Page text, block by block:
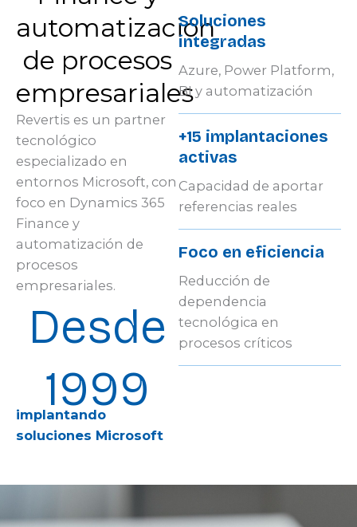
automatización
de procesos
empresariales
Revertis es un partner
tecnológico
especializado en
entornos Microsoft, con
foco en Dynamics 365
Finance y
automatización de
procesos
empresariales.
Desde
1999
implantando
soluciones Microsoft
Soluciones
integradas
Azure, Power Platform,
BI y automatización
+15 implantaciones
activas
Capacidad de aportar
referencias reales
Foco en eficiencia
Reducción de
dependencia
tecnológica en
procesos críticos